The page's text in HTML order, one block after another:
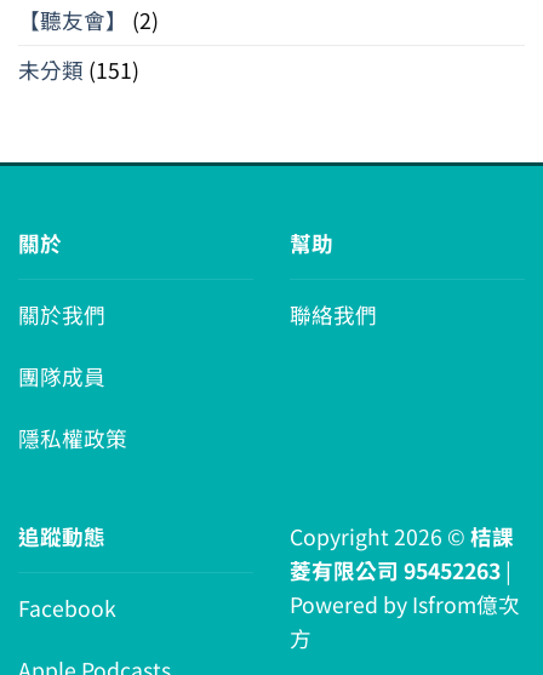
【聽友會】
(2)
未分類 (151)
關於
關於我們
團隊成員
隱私權政策
幫助
聯絡我們
追蹤動態
Facebook
Copyright 2026 © 桔課
菱有限公司 95452263 |
Powered by Isfrom億次
方